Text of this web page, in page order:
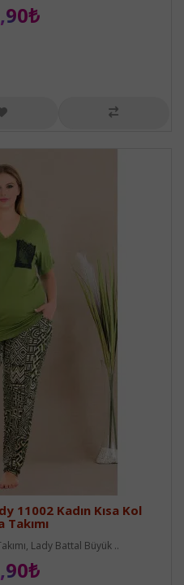
11002 Kadın Kısa Kol
Lady Battal Büyük ..